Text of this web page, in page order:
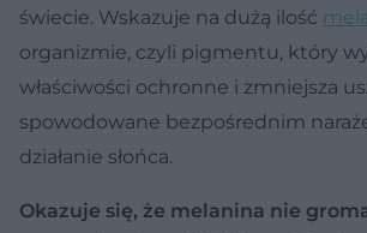
świecie. Wskazuje na dużą ilość
organizmie, czyli pigmentu, który
właściwości ochronne i zmniejsza
spowodowane bezpośrednim
działanie słońca.
Okazuje się, że melanina nie